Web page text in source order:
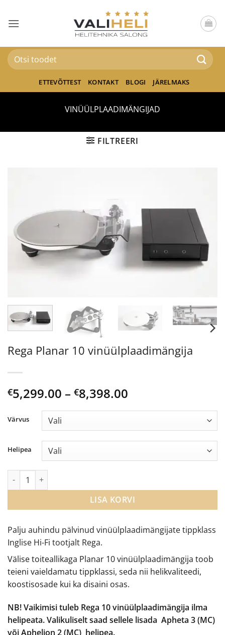
content
Otsi:
ETTEVÕTTEST KONTAKT BLOGI JÄRELMAKS
VINÜÜLPLAADIMÄNGIJAD
FILTREERI
Rega Planar 10 vinüülplaadimängija
€5,299.00 – €8,398.00
€5,299.00
through
€8,398.00
Palju auhindu pälvinud vinüülplaadimängijate tippklass
Inglise Hi-Fi tootjalt Rega.
Välise toiteallikaga Planar 10 vinüülplaadimängija toob
teieni vaieldamatu tippklassi, seda nii helikvaliteedi,
koostisosade kui ka disaini osas.
NB! Vaikimisi tuleb Rega 10 vinüülplaadimängija ilma
helipeata. Valikuliselt saad sellele lisada Apheta 3 (MC)
või Aphelion 2 (MC) helipea.
Värvus
Helipea
Rega Planar 10 vinüülplaadimängija kogus
LISA KORVI